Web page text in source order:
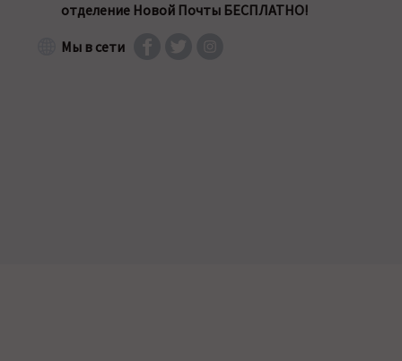
отделение Новой Почты БЕСПЛАТНО!
Мы в сети